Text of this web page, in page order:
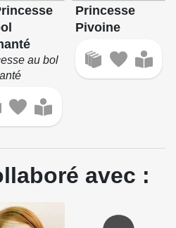
au bol
Princesse
Pivoine
avec :